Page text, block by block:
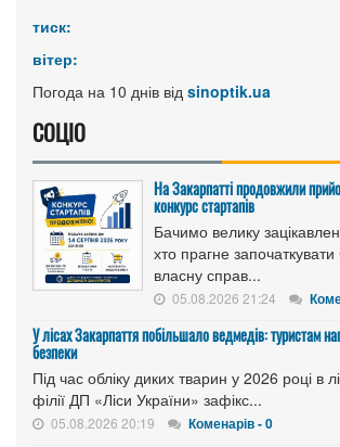
тиск:
вітер:
Погода на 10 днів від sinoptik.ua
СОЦІО
На Закарпатті продовжили
конкурс стартапів
Бачимо велику
хто прагне
власну справ...
05.08.2026 21:24
У лісах Закарпаття побільшало ведмедів: туристам
безпеки
Під час обліку диких тварин у 2026 році в
філії ДП «Ліси України» зафікс...
05.08.2026 20:19 Коменарів - 0